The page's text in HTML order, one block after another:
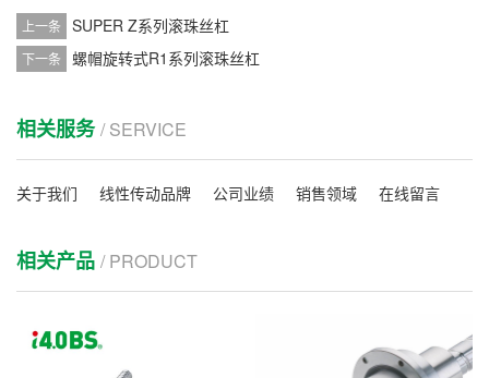
上一条 SUPER Z系列滚珠丝杠
下一条 螺帽旋转式R1系列滚珠丝杠
相关服务/ SERVICE
关于我们 线性传动品牌 公司业绩 销售领域 在线留言
相关产品 / PRODUCT